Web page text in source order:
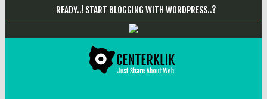
READY..! START BLOGGING WITH WORDPRESS..?